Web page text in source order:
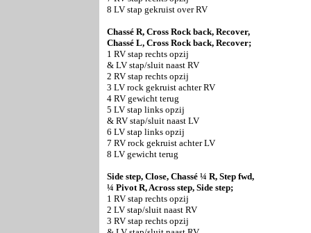
8 LV stap gekruist over RV
Chassé R, Cross Rock back, Recover,
Chassé L, Cross Rock back, Recover;
1 RV stap rechts opzij
& LV stap/sluit naast RV
2 RV stap rechts opzij
3 LV rock gekruist achter RV
4 RV gewicht terug
5 LV stap links opzij
& RV stap/sluit naast LV
6 LV stap links opzij
7 RV rock gekruist achter LV
8 LV gewicht terug
Side step, Close, Chassé ¼ R, Step fwd,
¼ Pivot R, Across step, Side step;
1 RV stap rechts opzij
2 LV stap/sluit naast RV
3 RV stap rechts opzij